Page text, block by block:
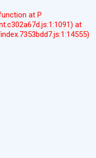
at P
at